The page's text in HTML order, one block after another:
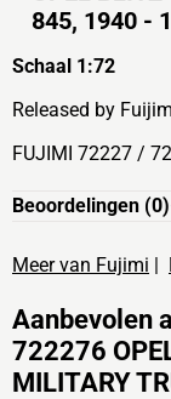
845, 1940 -
Schaal 1:72
Released by
FUJIMI 72227 /
Beoordelingen (0)
Meer van Fujimi |
Aanbevolen
722276
MILITARY